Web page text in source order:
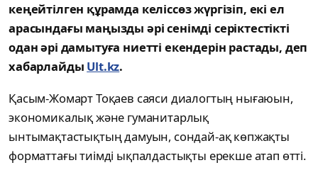
кеңейтілген құрамда келіссөз жүргізіп, екі ел
арасындағы маңызды әрі сенімді серіктестікті
одан әрі дамытуға ниетті екендерін растады, деп
хабарлайды Ult.kz.
Қасым-Жомарт Тоқаев саяси диалогтың нығаюын,
экономикалық және гуманитарлық
ынтымақтастықтың дамуын, сондай-ақ көпжақты
форматтағы тиімді ықпалдастықты ерекше атап өтті.